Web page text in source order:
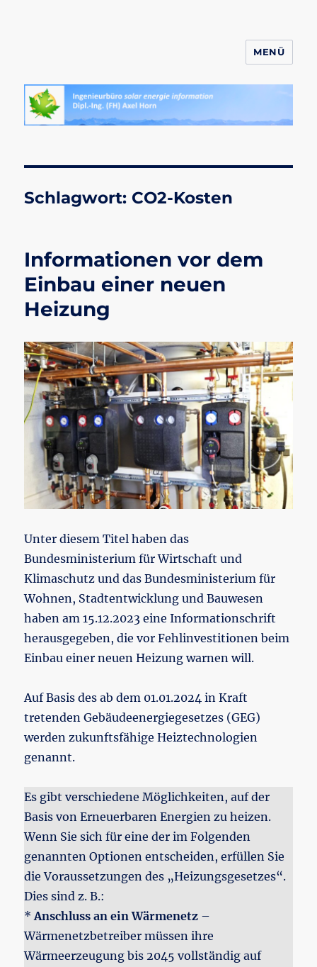
MENÜ
Schlagwort: CO2-Kosten
Informationen vor dem
Einbau einer neuen
Heizung
Unter diesem Titel haben das
Bundesministerium für Wirtschaft und
Klimaschutz und das Bundesministerium für
Wohnen, Stadtentwicklung und Bauwesen
haben am 15.12.2023 eine Informationschrift
herausgegeben, die vor Fehlinvestitionen beim
Einbau einer neuen Heizung warnen will.
Auf Basis des ab dem 01.01.2024 in Kraft
tretenden Gebäudeenergiegesetzes (GEG)
werden zukunftsfähige Heiztechnologien
genannt.
Es gibt verschiedene Möglichkeiten, auf der
Basis von Erneuerbaren Energien zu heizen.
Wenn Sie sich für eine der im Folgenden
genannten Optionen entscheiden, erfüllen Sie
die Voraussetzungen des „Heizungsgesetzes“.
Dies sind z. B.:
* Anschluss an ein Wärmenetz –
Wärmenetzbetreiber müssen ihre
Wärmeerzeugung bis 2045 vollständig auf